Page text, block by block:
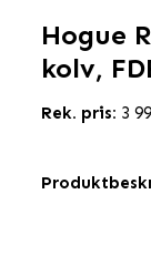
Hogue
kolv,
Rek. pris: 3